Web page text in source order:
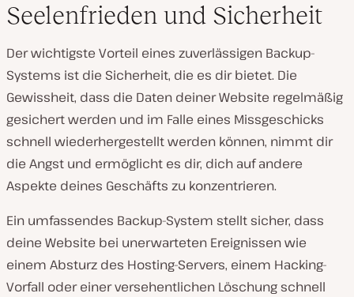
Seelenfrieden und Sicherheit
Der wichtigste Vorteil eines zuverlässigen Backup-
Systems ist die Sicherheit, die es dir bietet. Die
Gewissheit, dass die Daten deiner Website regelmäßig
gesichert werden und im Falle eines Missgeschicks
schnell wiederhergestellt werden können, nimmt dir
die Angst und ermöglicht es dir, dich auf andere
Aspekte deines Geschäfts zu konzentrieren.
Ein umfassendes Backup-System stellt sicher, dass
deine Website bei unerwarteten Ereignissen wie
einem Absturz des Hosting-Servers, einem Hacking-
Vorfall oder einer versehentlichen Löschung schnell